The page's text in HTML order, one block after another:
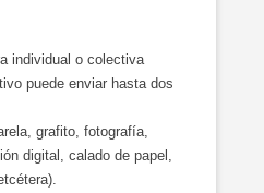
individual o colectiva
puede enviar hasta dos
grafito, fotografía,
digital, calado de papel,